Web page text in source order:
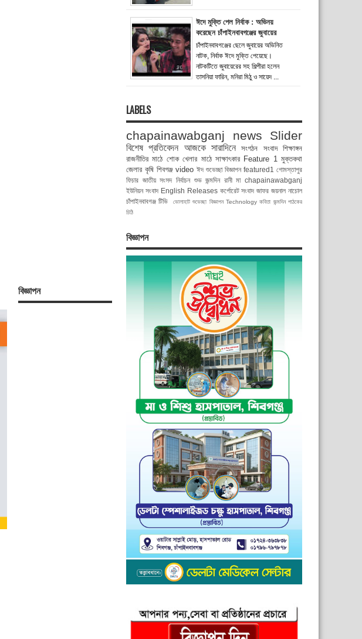
বিজ্ঞাপন
ঈদে মুক্তি পেল নির্বাক : অভিনয়
করেছেন চাঁপাইনবাবগঞ্জের জুবায়ের
চাঁপাইনবাবগঞ্জের ছেলে জুবায়ের অভিনিত
নাটক, নির্বাক ঈদে মুক্তি পেয়েছে।
নাটকটিতে জুবায়েরের সহ শিল্পীরা হলেন
তাসনিয়া ফারিন, মনিরা মিঠু ও সায়েদ ...
LABELS
chapainawabganj news Slider
বিশেষ প্রতিবেদন আজকে সারাদিনে সংগঠন সংবাদ
শিক্ষাঙ্গন
রাজনীতির মাঠে শোক খেলার মাঠে সাক্ষাৎকার Feature 1 মুক্তকথা
জেলার কৃষি শিবগঞ্জ video ঈদ শুভেচ্ছা বিজ্ঞাপন featured1 গোমস্তাপুর
ফিচার জাতীয় সংসদ নির্বাচন শুভ জন্মদিন রানী মা chapainawabganj
ইউনিয়ন সংবাদ English Releases কর্পোরেট সংবাদ জাফর জয়নাল নাচোল
চাঁপাইনবাবগঞ্জ টিভি
ভোলাহাট শুভেচ্ছা বিজ্ঞাপন Technology কবিতা জন্মদিন পাঠকের
চিঠি
বিজ্ঞাপন